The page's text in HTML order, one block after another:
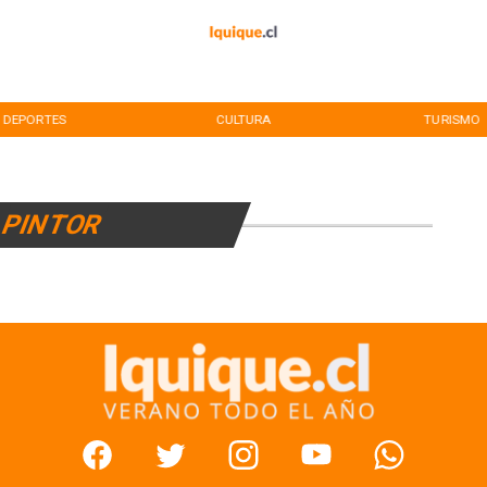
DEPORTES CULTURA TURISMO
PINTOR